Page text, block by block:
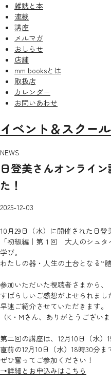
雑誌と本
連載
講座
メルマガ
おしらせ
店舗
mm booksとは
取扱店
カレンダー
お問いあわせ
イベント＆スクー
NEWS
日登美さんオンライ
た！
2025-12-03
10月29日（水）に開催された日
「初級編｜第１回 大人のシュ
学び。
わたしの器・人生の土台となる“
参加いただいた視聴者さまから、
すばらしいご感想がよせられまし
早速ご紹介させていただきます。
（K・Mさん、ありがとうございま
第二回の講座は、12月10日（水）
直前の12月10日（水）18時30分ま
ぜひ奮ってご参加ください！
→詳細とお申込みはこちら